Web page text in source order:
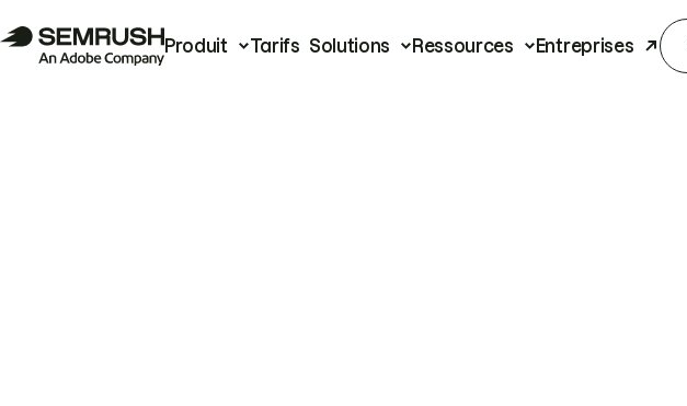
Produit Tarifs Solutions Ressources Entreprises